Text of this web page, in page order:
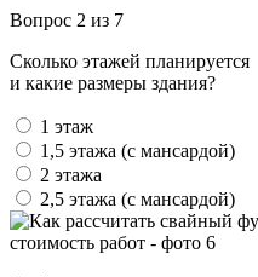
Вопрос 2 из 7
Сколько этажей планируется
и какие размеры здания?
1 этаж
1,5 этажа (с мансардой)
2 этажа
2,5 этажа (с мансардой)